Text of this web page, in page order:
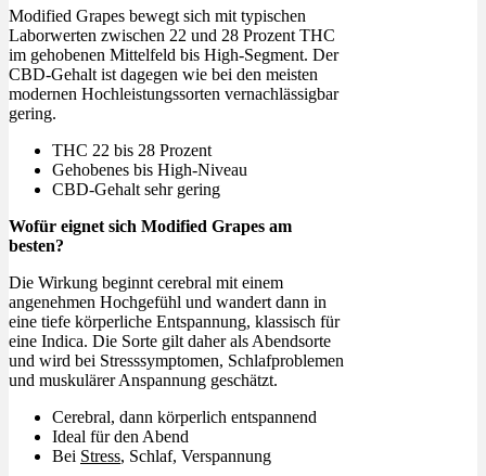
Modified Grapes bewegt sich mit typischen
Laborwerten zwischen 22 und 28 Prozent THC
im gehobenen Mittelfeld bis High-Segment. Der
CBD-Gehalt ist dagegen wie bei den meisten
modernen Hochleistungssorten vernachlässigbar
gering.
THC 22 bis 28 Prozent
Gehobenes bis High-Niveau
CBD-Gehalt sehr gering
Wofür eignet sich Modified Grapes am
besten?
Die Wirkung beginnt cerebral mit einem
angenehmen Hochgefühl und wandert dann in
eine tiefe körperliche Entspannung, klassisch für
eine Indica. Die Sorte gilt daher als Abendsorte
und wird bei Stresssymptomen, Schlafproblemen
und muskulärer Anspannung geschätzt.
Cerebral, dann körperlich entspannend
Ideal für den Abend
Bei Stress, Schlaf, Verspannung